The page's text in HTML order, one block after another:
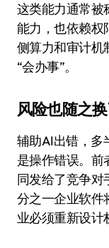
这类能力通常被
能力，也依赖权
侧算力和审计机
“会办事”。
风险也随之
辅助AI出错，多
是操作错误。前
同发给了竞争
分之一企业软件
业必须重新设计